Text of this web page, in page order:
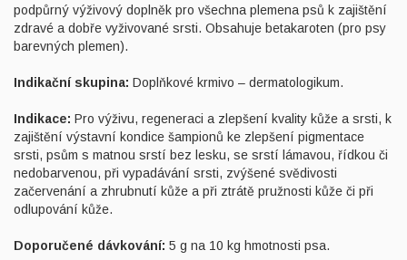
podpůrný výživový doplněk pro všechna plemena psů k zajištění
zdravé a dobře vyživované srsti. Obsahuje betakaroten (pro psy
barevných plemen).
Indikační skupina: Doplňkové krmivo – dermatologikum.
Indikace: Pro výživu, regeneraci a zlepšení kvality kůže a srsti, k
zajištění výstavní kondice šampionů ke zlepšení pigmentace
srsti, psům s matnou srstí bez lesku, se srstí lámavou, řídkou či
nedobarvenou, při vypadávání srsti, zvýšené svědivosti
začervenání a zhrubnutí kůže a při ztrátě pružnosti kůže či při
odlupování kůže.
Doporučené dávkování: 5 g na 10 kg hmotnosti psa.